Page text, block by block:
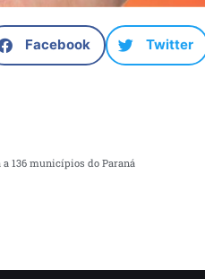
Facebook Twitter
136 municípios do Paraná